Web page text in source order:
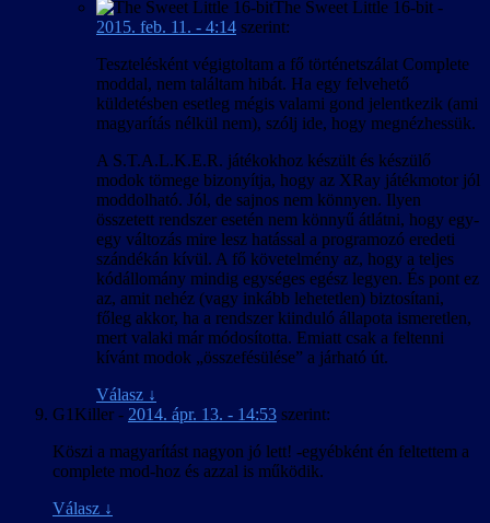
The Sweet Little 16-bit -
2015. feb. 11. - 4:14 szerint:
Tesztelésként végigtoltam a fő történetszálat Complete
moddal, nem találtam hibát. Ha egy felvehető
küldetésben esetleg mégis valami gond jelentkezik (ami
magyarítás nélkül nem), szólj ide, hogy megnézhessük.
A S.T.A.L.K.E.R. játékokhoz készült és készülő
modok tömege bizonyítja, hogy az XRay játékmotor jól
moddolható. Jól, de sajnos nem könnyen. Ilyen
összetett rendszer esetén nem könnyű átlátni, hogy egy-
egy változás mire lesz hatással a programozó eredeti
szándékán kívül. A fő követelmény az, hogy a teljes
kódállomány mindig egységes egész legyen. És pont ez
az, amit nehéz (vagy inkább lehetetlen) biztosítani,
főleg akkor, ha a rendszer kiinduló állapota ismeretlen,
mert valaki már módosította. Emiatt csak a feltenni
kívánt modok „összefésülése” a járható út.
Válasz ↓
G1Killer - 2014. ápr. 13. - 14:53 szerint:
Köszi a magyarítást nagyon jó lett! -egyébként én feltettem a
complete mod-hoz és azzal is működik.
Válasz ↓